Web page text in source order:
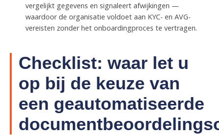
vergelijkt gegevens en signaleert afwijkingen —
waardoor de organisatie voldoet aan KYC- en AVG-
vereisten zonder het onboardingproces te vertragen.
Checklist: waar let u
op bij de keuze van
een geautomatiseerde